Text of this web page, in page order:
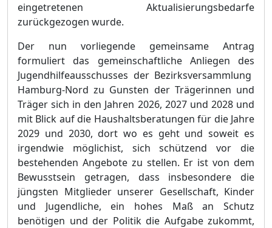
eingetretenen Aktualisierungsbedarfe
zurückgezogen wurde.
Der nun vorliegende gemeinsame Antrag
formuliert das gemeinschaftliche Anliegen des
Jugendhilfeausschusses der Bezirksversammlung
Hamburg-Nord zu Gunsten der Trägerinnen und
Träger sich in den Jahren 2026, 2027 und 2028 und
mit Blick auf die Haushaltsberatungen für die Jahre
2029 und 2030, dort wo es geht und soweit es
irgendwie möglichist, sich schützend vor die
bestehenden Angebote zu stellen. Er ist von dem
Bewusstsein getragen, dass insbesondere die
jüngsten Mitglieder unserer Gesellschaft, Kinder
und Jugendliche, ein hohes Maßan Schutz
benötigen und der Politik die Aufgabe zukommt,